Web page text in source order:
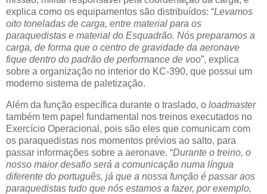
explica como os equipamentos são distribuídos: “Levamos
oito toneladas de carga, entre material para os
paraquedistas e material do Esquadrão. Nós preparamos a
carga, de forma que o centro de gravidade da aeronave
fique dentro do padrão de performance de voo”, explica
sobre a organização no interior do KC-390, que possui um
moderno sistema de paletização.
Além da função específica durante o traslado, o loadmaster
também tem papel fundamental nos treinos executados no
Exercício Operacional, pois são eles que comunicam com
os paraquedistas nos momentos prévios ao salto, para
passar informações sobre a aeronave. “Durante o treino, o
nosso maior desafio será a comunicação numa língua
diferente do português, já que a nossa função é passar aos
paraquedistas tudo que nós estamos a fazer, por exemplo,